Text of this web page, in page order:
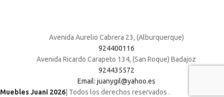
Avenida Aurelio Cabrera 23, (Alburquerque)
924400116
Avenida Ricardo Carapeto 134, (San Roque) Badajoz
924435572
Email: juanygil@yahoo.es
Muebles Juani 2026 | Todos los derechos reservados .